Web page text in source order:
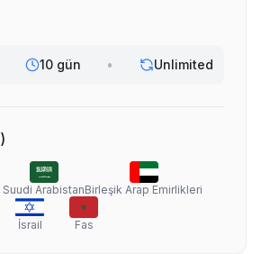
10 gün • Unlimited
)
Suudi ArabistanBirleşik Arap Emirlikleri
İsrail Fas